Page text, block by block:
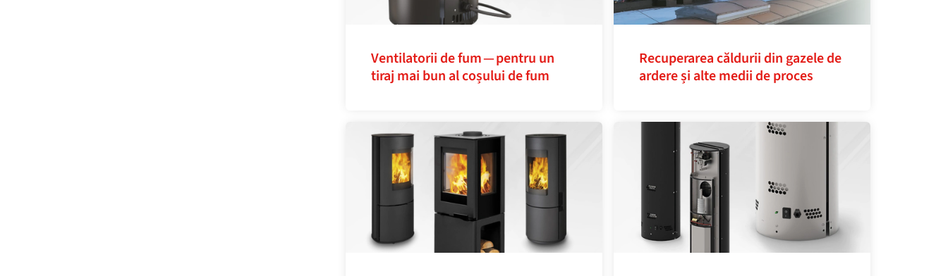
Ventilatorii de fum — pentru un
tiraj mai bun al coșului de fum
Recuperarea căldurii din gazele de
ardere și alte medii de proces